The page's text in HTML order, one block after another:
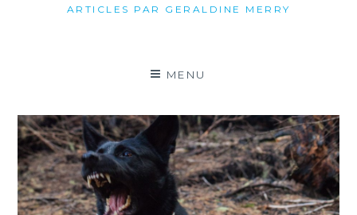
ARTICLES PAR GERALDINE MERRY
MENU